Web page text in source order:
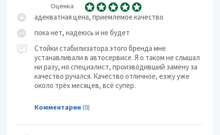
Оценка
адекватная цена, приемлемое качество
пока нет, надеюсь и не будет
Стойки стабилизатора этого бренда мне
устанавливали в автосервисе. Я о таком не слышал
ни разу, но специалист, производивший замену за
качество ручался. Качество отличное, езжу уже
около трёх месяцев, всё супер.
Комментарии (0)